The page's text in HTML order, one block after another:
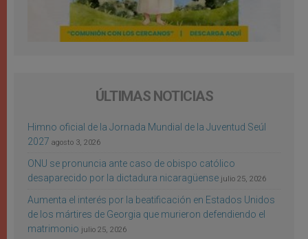
ÚLTIMAS NOTICIAS
Himno oficial de la Jornada Mundial de la Juventud Seúl
2027 agosto 3, 2026
ONU se pronuncia ante caso de obispo católico
desaparecido por la dictadura nicaragüense julio 25, 2026
Aumenta el interés por la beatificación en Estados Unidos
de los mártires de Georgia que murieron defendiendo el
matrimonio julio 25, 2026